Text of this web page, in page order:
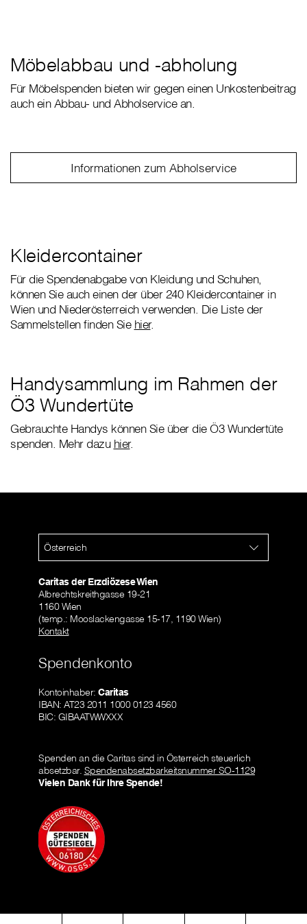
Möbelabbau und -abholung
Für Möbelspenden bieten wir gegen einen Unkostenbeitrag
auch ein Abbau- und Abholservice an.
Informationen zum Abholservice
Kleidercontainer
Für die Spendenabgabe von Kleidung und Schuhen,
können Sie auch einen der über 240 Kleidercontainer in
Wien und Niederösterreich verwenden. Die Liste der
Sammelstellen finden Sie hier.
Handysammlung im Rahmen der
Ö3 Wundertüte
Gebrauchte Handys können Sie über die Ö3 Wundertüte
spenden. Mehr dazu hier.
Österreich
Caritas der Erzdiözese Wien
Albrechtskreithgasse 19-21
1160 Wien
(temp.: Mooslackengasse 15-17, 1190 Wien)
Kontakt
Spendenkonto
Kontoinhaber: Caritas
IBAN: AT23 2011 1000 0123 4560
BIC: GIBAATWWXXX
Spenden an die Caritas sind in Österreich steuerlich
absetzbar. Spendenabsetzbarkeitsnummer SO-1129
Vielen Dank für Ihre Spende!